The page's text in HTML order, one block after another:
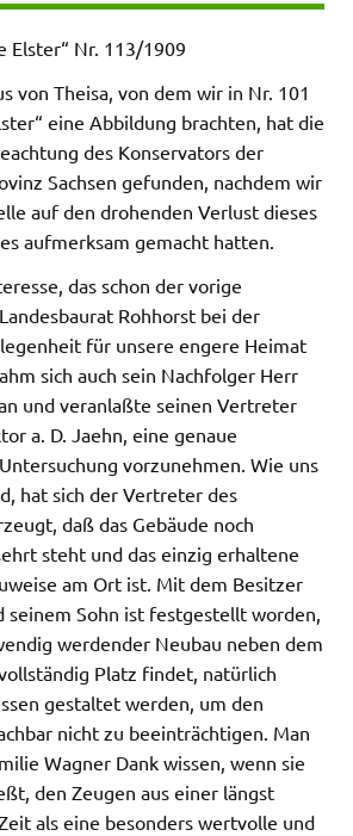
Elster“ Nr. 113/1909
von Theisa, von dem wir in Nr. 101
eine Abbildung brachten, hat die
des Konservators der
Sachsen gefunden, nachdem wir
auf den drohenden Verlust dieses
aufmerksam gemacht hatten.
das schon der vorige
Rohhorst bei der
für unsere engere Heimat
sich auch sein Nachfolger Herr
und veranlaßte seinen Vertreter
a. D. Jaehn, eine genaue
vorzunehmen. Wie uns
hat sich der Vertreter des
daß das Gebäude noch
steht und das einzig erhaltene
am Ort ist. Mit dem Besitzer
seinem Sohn ist festgestellt worden,
werdender Neubau neben dem
Platz findet, natürlich
gestaltet werden, um den
nicht zu beeinträchtigen. Man
Wagner Dank wissen, wenn sie
den Zeugen aus einer längst
als eine besonders wertvolle und